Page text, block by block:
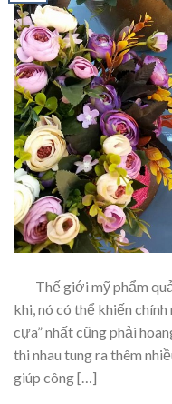
Thế giới mỹ phẩm quả
khi, nó có thể khiến
cựa” nhất cũng phải
thi nhau tung ra thêm
giúp công […]